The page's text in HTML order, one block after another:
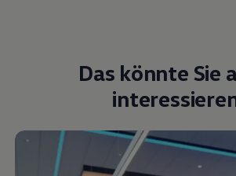
Das könnte Sie